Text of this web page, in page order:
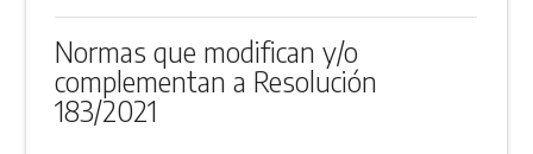
Normas que modifican y/o
complementan a Resolución
183/2021